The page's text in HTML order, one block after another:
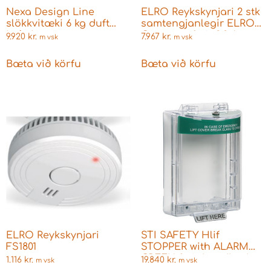
Nexa Design Line
slökkvitæki 6 kg duft
hvítt/mynst
9.920 kr. m vsk
Bæta við körfu
ELRO Reykskynjari 2 stk
samtengjanlegir ELRO
Connects fyrir 2.0 App
7.967 kr. m vsk
Bæta við körfu
ELRO Reykskynjari
FS1801
1.116 kr. m vsk
STI SAFETY Hlif
STOPPER with ALARM
GREEN fyrir handboda
19.840 kr. m vsk